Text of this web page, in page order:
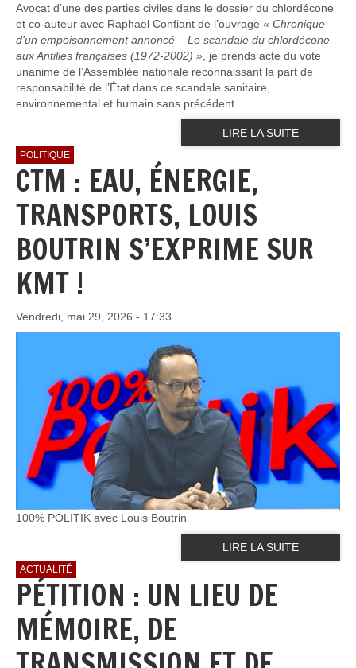
Avocat d’une des parties civiles dans le dossier du chlordécone
et co-auteur avec Raphaël Confiant de l’ouvrage « Chronique
d’un empoisonnement annoncé – Le scandale du chlordécone
aux Antilles françaises (1972-2002) » , je prends acte du vote
unanime de l’Assemblée nationale reconnaissant la part de
responsabilité de l’État dans ce scandale sanitaire,
environnemental et humain sans précédent.
LIRE LA SUITE
POLITIQUE
CTM : EAU, ÉNERGIE,
TRANSPORTS, LOUIS
BOUTRIN S’EXPRIME SUR
KMT !
Vendredi, mai 29, 2026 - 17:33
100% POLITIK avec Louis Boutrin
LIRE LA SUITE
ACTUALITÉ
PÉTITION : UN LIEU DE
MÉMOIRE, DE